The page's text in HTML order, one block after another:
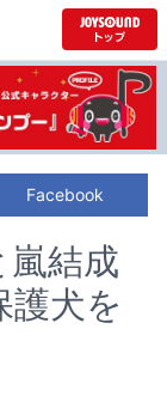
Facebook
嵐結成
護犬を